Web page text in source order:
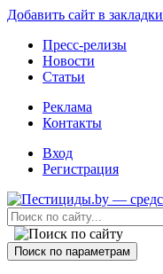
Добавить сайт в закладки
Пресс-релизы
Новости
Статьи
Реклама
Контакты
Вход
Регистрация
Поиск по параметрам